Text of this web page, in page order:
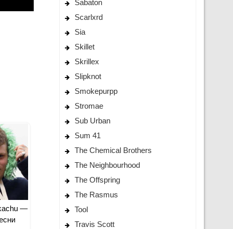
—
Sabaton
Scarlxrd
Sia
Skillet
Skrillex
Slipknot
Smokepurpp
Stromae
Sub Urban
Sum 41
The Chemical Brothers
The Neighbourhood
The Offspring
The Rasmus
Tool
Travis Scott